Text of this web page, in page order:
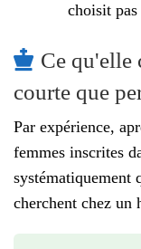
choisit
Ce qu'elle
courte que
Par expérience,
femmes inscrites
systématiquement
cherchent chez un